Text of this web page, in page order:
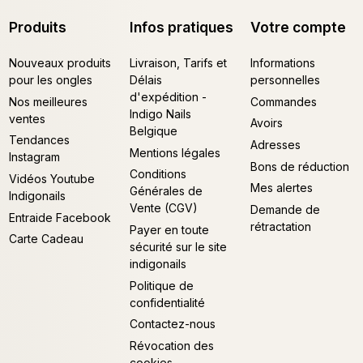
Produits
Nouveaux produits
pour les ongles
Nos meilleures
ventes
Tendances
Instagram
Vidéos Youtube
Indigonails
Entraide Facebook
Carte Cadeau
Infos pratiques
Livraison, Tarifs et
Délais
d'expédition -
Indigo Nails
Belgique
Mentions légales
Conditions
Générales de
Vente (CGV)
Payer en toute
sécurité sur le site
indigonails
Politique de
confidentialité
Contactez-nous
Révocation des
Votre compte
Informations
personnelles
Commandes
Avoirs
Adresses
Bons de réduction
Mes alertes
Demande de
rétractation